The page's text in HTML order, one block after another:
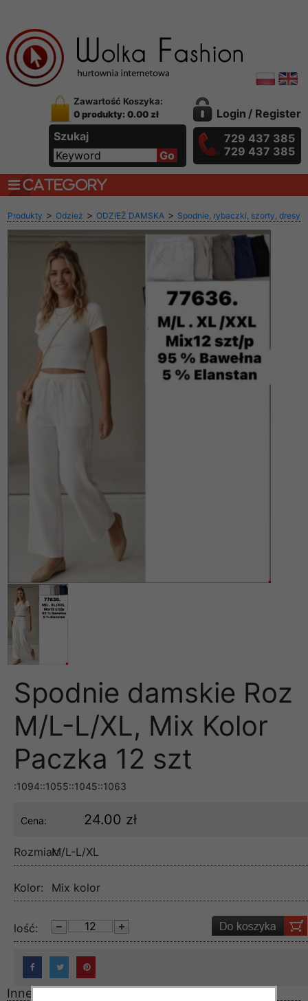
Zawartość Koszyka:
0 produkty: 0.00 zł
Szukaj
Login / Register
729 437 385
729 437 385
CATEGORY
Produkty > Odzież > ODZIEŻ DAMSKA > Spodnie, rybaczki, szorty, dresy
Spodnie damskie Roz
M/L-L/XL, Mix Kolor
Paczka 12 szt
:1094::1055::1045::1063
Cena: 24.00 zł
Rozmiar:M/L-L/XL
Kolor: Mix kolor
lość:
Inne produkty